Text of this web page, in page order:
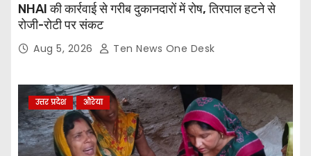
NHAI की कार्रवाई से गरीब दुकानदारों में रोष, तिरपाल हटने से
रोजी-रोटी पर संकट
Aug 5, 2026 Ten News One Desk
उत्तर प्रदेश औरेया